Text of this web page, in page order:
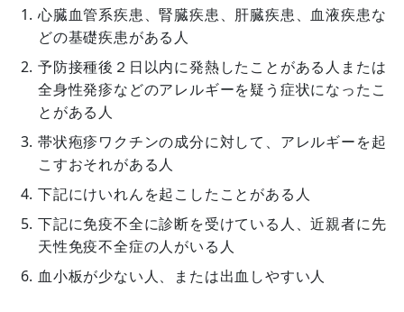
心臓血管系疾患、腎臓疾患、肝臓疾患、血液疾患な
どの基礎疾患がある人
予防接種後２日以内に発熱したことがある人または
全身性発疹などのアレルギーを疑う症状になったこ
とがある人
帯状疱疹ワクチンの成分に対して、アレルギーを起
こすおそれがある人
下記にけいれんを起こしたことがある人
下記に免疫不全に診断を受けている人、近親者に先
天性免疫不全症の人がいる人
血小板が少ない人、または出血しやすい人